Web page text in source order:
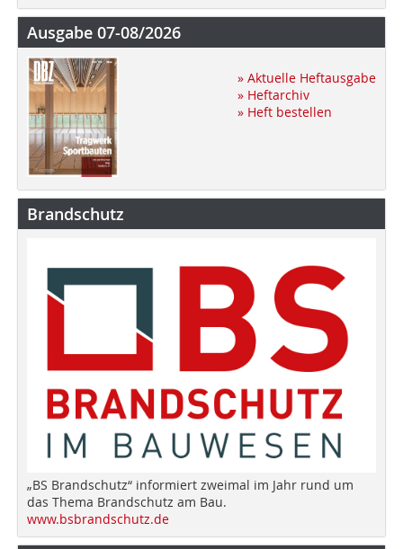
Ausgabe 07-08/2026
» Aktuelle Heftausgabe
» Heftarchiv
» Heft bestellen
Brandschutz
„BS Brandschutz“ informiert zweimal im Jahr rund um
das Thema Brandschutz am Bau.
www.bsbrandschutz.de